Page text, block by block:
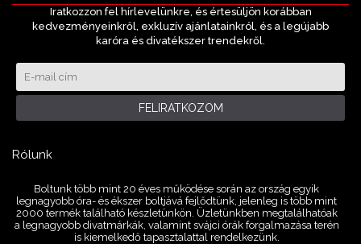
Iratkozzon fel hírlevelünkre, és értesüljön korábban
kedvezményeinkről, exkluzív ajánlatainkról, és a legújabb
karóra és divatékszer trendekről.
FELIRATKOZOM
Rólunk
Boltunk több mint 20 éves működése során az ország egyik
legnagyobb óra- és ékszer boltjává fejlődtünk, jelenleg is több mint
2000 termék található készletünkön. Üzletünkben megtalálhatóak
a legnagyobb divatmárkák, valamint svájci órák forgalmazása terén
is kiemelkedő tapasztalattal rendelkezünk.